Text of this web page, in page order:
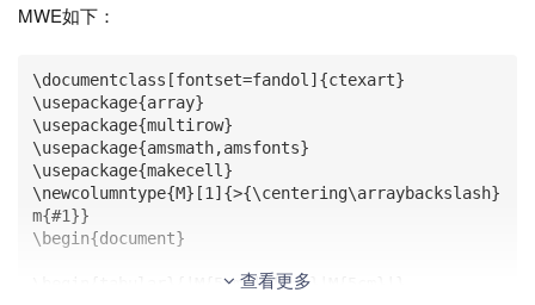
MWE如下：
\documentclass[fontset=fandol]{ctexart}
\usepackage{array}
\usepackage{multirow}
\usepackage{amsmath,amsfonts}
\usepackage{makecell}
\newcolumntype{M}[1]{>{\centering\arraybackslash}
m{#1}}
\begin{document}
\begin{tabular}{|M{5cm}|M{5cm}|M{5cm}|}
查看更多